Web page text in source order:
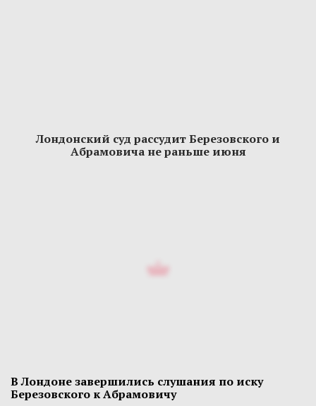
Лондонский суд рассудит Березовского и
Абрамовича не раньше июня
В Лондоне завершились слушания по иску
Березовского к Абрамовичу